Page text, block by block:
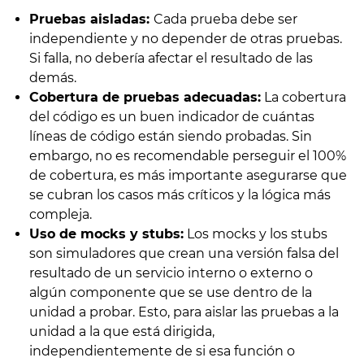
Pruebas aisladas: Cada prueba debe ser
independiente y no depender de otras pruebas.
Si falla, no debería afectar el resultado de las
demás.
Cobertura de pruebas adecuadas:La cobertura
del código es un buen indicador de cuántas
líneas de código están siendo probadas. Sin
embargo, no es recomendable perseguir el 100%
de cobertura, es más importante asegurarse que
se cubran los casos más críticos y la lógica más
compleja.
Uso de mocks y stubs:Los mocks y los stubs
son simuladores que crean una versión falsa del
resultado de un servicio interno o externo o
algún componente que se use dentro de la
unidad a probar. Esto, para aislar las pruebas a la
unidad a la que está dirigida,
independientemente de si esa función o